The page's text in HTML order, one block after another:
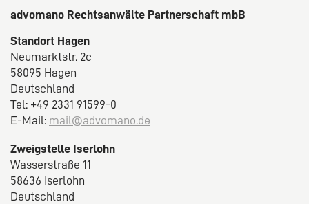
advomano Rechtsanwälte Partnerschaft mbB
Standort Hagen
Neumarktstr. 2c
58095 Hagen
Deutschland
Tel: +49 2331 91599-0
E-Mail: mail@advomano.de
Zweigstelle Iserlohn
Wasserstraße 11
58636 Iserlohn
Deutschland